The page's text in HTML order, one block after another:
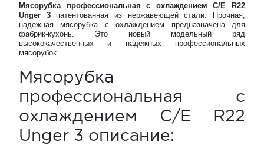
Мясорубка профессиональная с охлаждением C/E R22
Unger 3патентованная из нержавеющей стали. Прочная,
надежная мясорубка с охлаждением предназначена для
фабрик-кухонь. Это новый модельный ряд
высококачественных и надежных профессиональных
мясорубок.
Мясорубка
профессиональная с
охлаждением C/E R22
Unger 3 описание: